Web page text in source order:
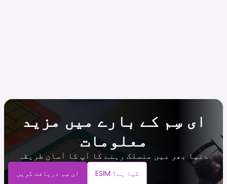
ای سِم کے بارے میں مزید
معلومات
دنیا بھر میں منسلک رہنے کا آپ کا آسان طریقہ
ای سِم دریافت کریں ESIM کیا ہے؟